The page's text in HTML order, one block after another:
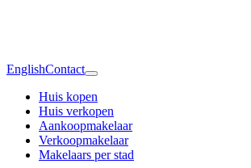
EnglishContact
Huis kopen
Huis verkopen
Aankoopmakelaar
Verkoopmakelaar
Makelaars per stad